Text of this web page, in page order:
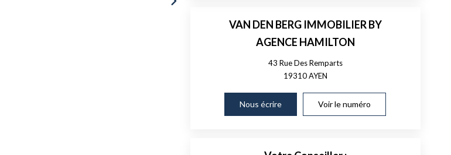
VAN DEN BERG IMMOBILIER BY
AGENCE HAMILTON
43 Rue Des Remparts
19310AYEN
Nous écrire Voir le numéro